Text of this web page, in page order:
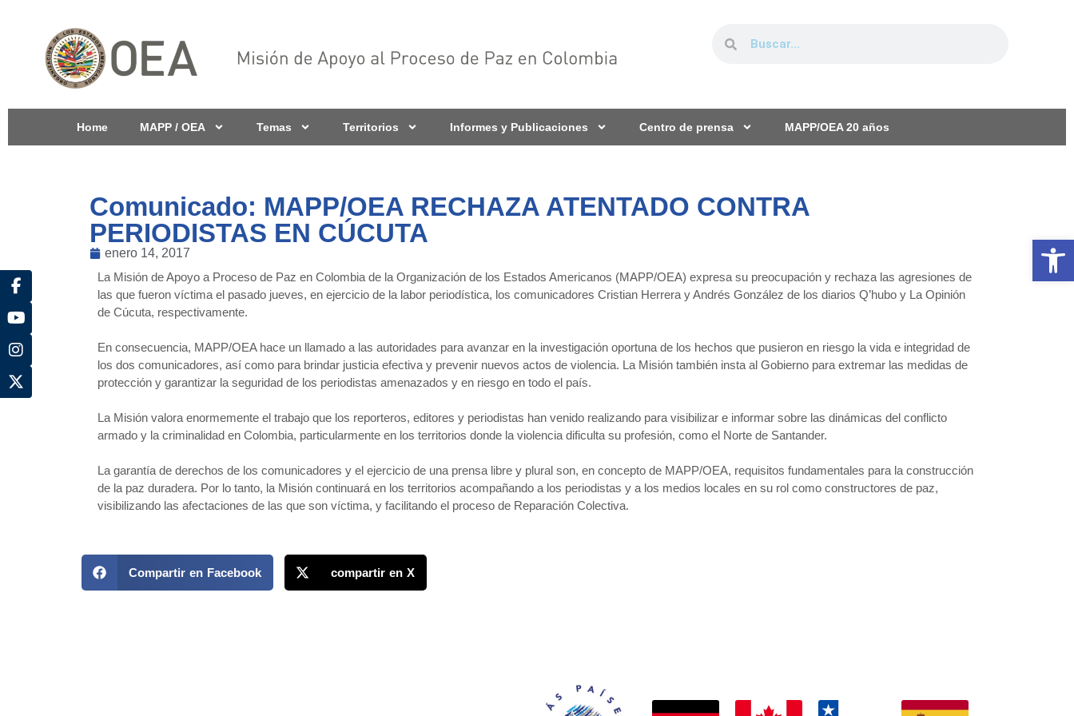
Home MAPP / OEA Temas Territorios Informes y Publicaciones Centro de prensa MAPP/OEA 20 años
Comunicado: MAPP/OEA RECHAZA ATENTADO CONTRA
PERIODISTAS EN CÚCUTA
enero 14, 2017
La Misión de Apoyo a Proceso de Paz en Colombia de la Organización de los Estados Americanos (MAPP/OEA) expresa su preocupación y rechaza las agresiones de
las que fueron víctima el pasado jueves, en ejercicio de la labor periodística, los comunicadores Cristian Herrera y Andrés González de los diarios Q’hubo y La Opinión
de Cúcuta, respectivamente.
En consecuencia, MAPP/OEA hace un llamado a las autoridades para avanzar en la investigación oportuna de los hechos que pusieron en riesgo la vida e integridad de
los dos comunicadores, así como para brindar justicia efectiva y prevenir nuevos actos de violencia. La Misión también insta al Gobierno para extremar las medidas de
protección y garantizar la seguridad de los periodistas amenazados y en riesgo en todo el país.
La Misión valora enormemente el trabajo que los reporteros, editores y periodistas han venido realizando para visibilizar e informar sobre las dinámicas del conflicto
armado y la criminalidad en Colombia, particularmente en los territorios donde la violencia dificulta su profesión, como el Norte de Santander.
La garantía de derechos de los comunicadores y el ejercicio de una prensa libre y plural son, en concepto de MAPP/OEA, requisitos fundamentales para la construcción
de la paz duradera. Por lo tanto, la Misión continuará en los territorios acompañando a los periodistas y a los medios locales en su rol como constructores de paz,
visibilizando las afectaciones de las que son víctima, y facilitando el proceso de Reparación Colectiva.
Compartir en Facebook compartir en X